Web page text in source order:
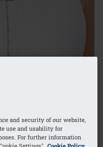
and security of our website,
use and usability for
For further information